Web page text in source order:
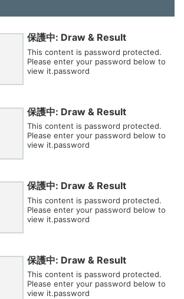
保護中: Draw & Result
This content is password protected.
Please enter your password below to
view it.password
保護中: Draw & Result
This content is password protected.
Please enter your password below to
view it.password
保護中: Draw & Result
This content is password protected.
Please enter your password below to
view it.password
保護中: Draw & Result
This content is password protected.
Please enter your password below to
view it.password